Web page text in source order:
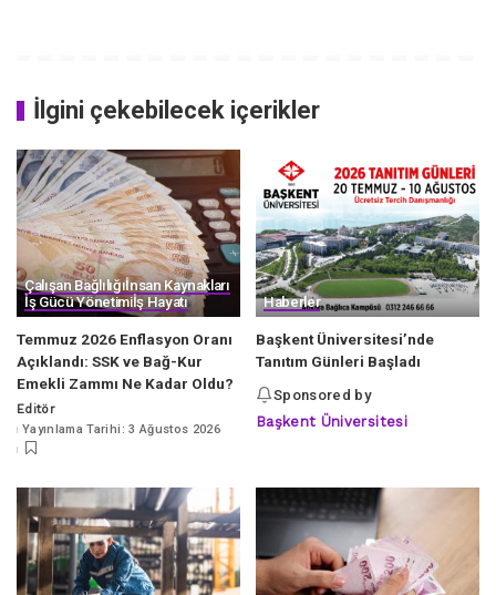
İlgini çekebilecek içerikler
Çalışan Bağlılığıİnsan Kaynakları
İş Gücü Yönetimiİş Hayatı
Temmuz 2026 Enflasyon Oranı
Açıklandı: SSK ve Bağ-Kur
Emekli Zammı Ne Kadar Oldu?
Posted
by
Editör
Yayınlama Tarihi: 3 Ağustos 2026
Haberler
Başkent Üniversitesi’nde
Tanıtım Günleri Başladı
Sponsored by
Başkent Üniversitesi